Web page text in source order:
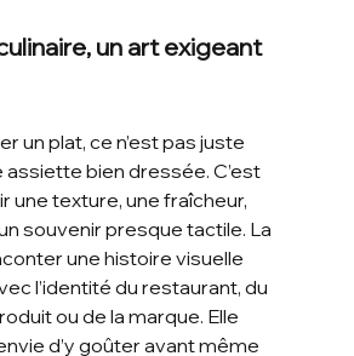
un art exigeant
un plat, ce n’est pas juste
bien dressée. C’est
une texture, une fraîcheur,
souvenir presque tactile. La
une histoire visuelle
l’identité du restaurant, du
ou de la marque. Elle
d’y goûter avant même